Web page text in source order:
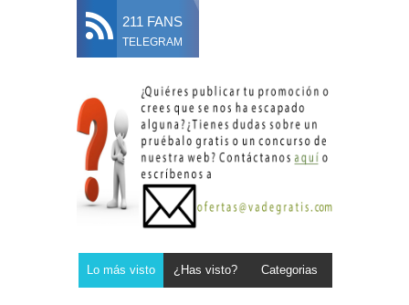
211 FANS
TELEGRAM
Lo más visto ¿Has visto? Categorias